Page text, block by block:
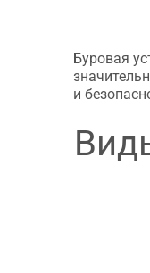
Буровая
и